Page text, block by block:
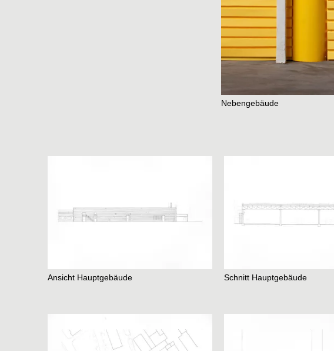
Studio
Current
Lectures
Nebengebäude
Ansicht Hauptgebäude Schnitt Hauptgebäude